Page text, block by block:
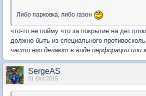
Либо парковка, либо газон
что-то не пойму что за покрытие на
должно быть из специального
часто его делают в виде перфорации или
SergeAS
31 Oct 2015